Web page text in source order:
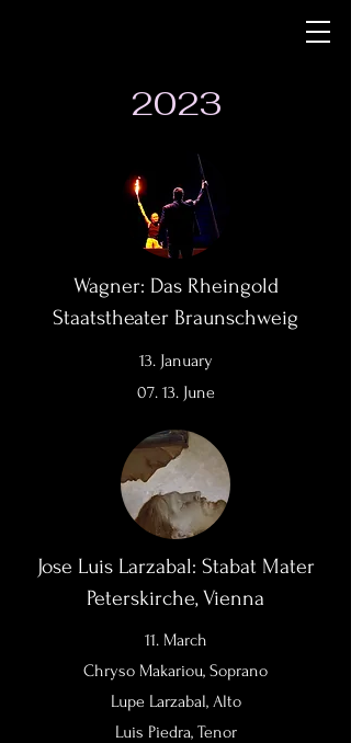
2023
Wagner: Das Rheingold
Staatstheater Braunschweig
13. January
07. 13. June
Jose Luis Larzabal: Stabat Mater
Peterskirche, Vienna
11. March
Chryso Makariou, Soprano
Lupe Larzabal, Alto
Luis Piedra, Tenor